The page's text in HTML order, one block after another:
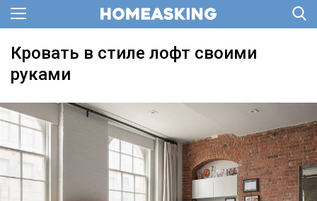
Кровать в стиле лофт своими
руками